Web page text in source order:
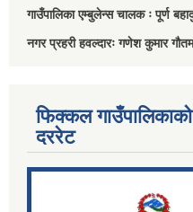
गाउँपालिका एम्बुलेन्स चालक ः पूर्ण
नगर प्रहरी हवल्दारः गणेश कुमार
फिक्कल
दररेट